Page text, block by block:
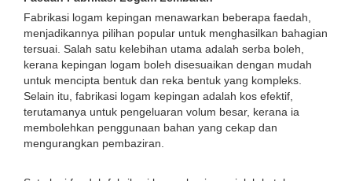
Fabrikasi logam kepingan menawarkan beberapa faedah,
menjadikannya pilihan popular untuk menghasilkan bahagian
tersuai. Salah satu kelebihan utama adalah serba boleh,
kerana kepingan logam boleh disesuaikan dengan mudah
untuk mencipta bentuk dan reka bentuk yang kompleks.
Selain itu, fabrikasi logam kepingan adalah kos efektif,
terutamanya untuk pengeluaran volum besar, kerana ia
membolehkan penggunaan bahan yang cekap dan
mengurangkan pembaziran.